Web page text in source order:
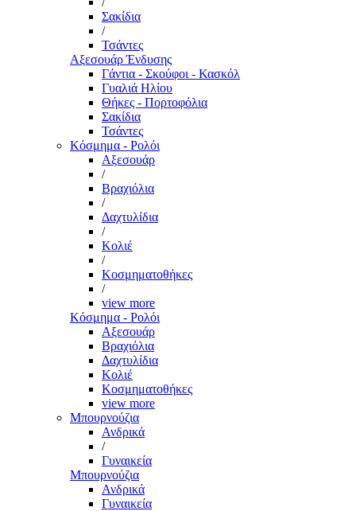
Σακίδια
/
Τσάντες
Αξεσουάρ Ένδυσης
Γάντια - Σκούφοι - Κασκόλ
Γυαλιά Ηλίου
Θήκες - Πορτοφόλια
Σακίδια
Τσάντες
Κόσμημα - Ρολόι
Αξεσουάρ
/
Βραχιόλια
/
Δαχτυλίδια
/
Κολιέ
/
Κοσμηματοθήκες
/
view more
Κόσμημα - Ρολόι
Αξεσουάρ
Βραχιόλια
Δαχτυλίδια
Κολιέ
Κοσμηματοθήκες
view more
Μπουρνούζια
Ανδρικά
/
Γυναικεία
Μπουρνούζια
Ανδρικά
Γυναικεία